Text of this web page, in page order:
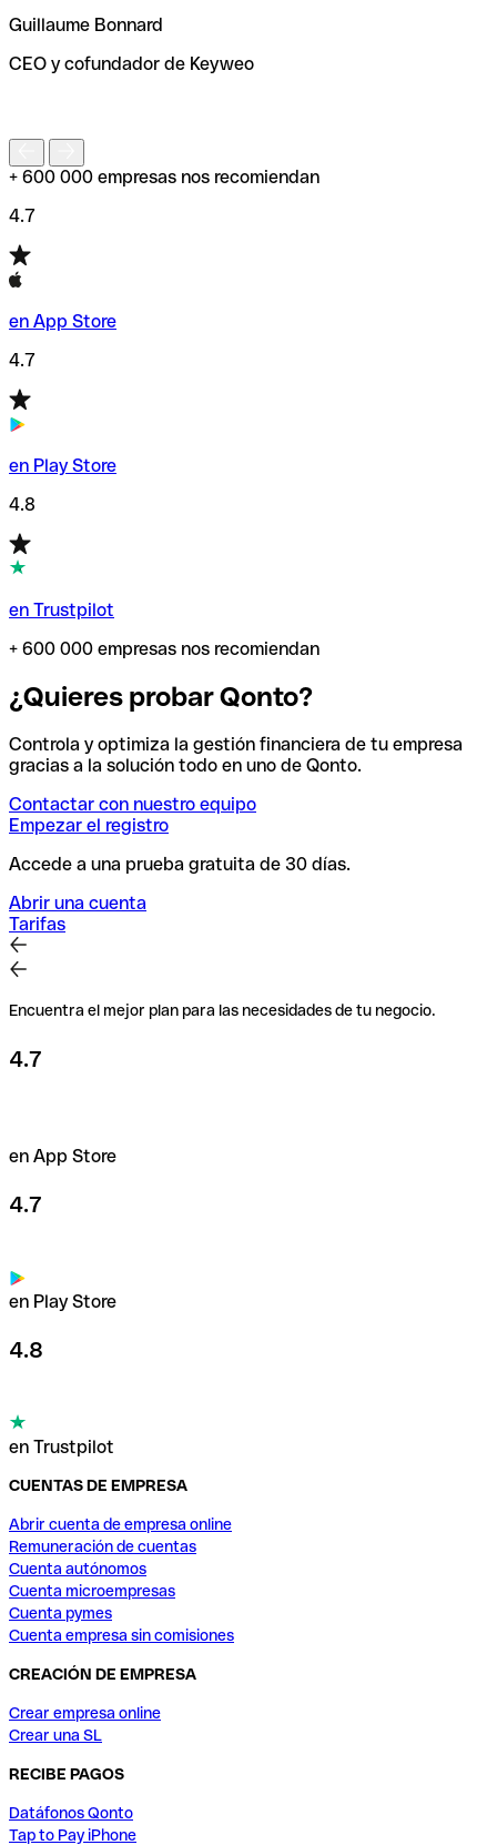
de enviar tu transferencia.
Guillaume Bonnard
CEO y cofundador de Keyweo
+ 600 000 empresas nos recomiendan
4.7
en App Store
4.7
en Play Store
4.8
en Trustpilot
+ 600 000 empresas nos recomiendan
¿Quieres probar Qonto?
Controla y optimiza la gestión financiera de tu empresa
gracias a la solución todo en uno de Qonto.
Contactar con nuestro equipo
Empezar el registro
Accede a una prueba gratuita de 30 días.
Abrir una cuenta
Tarifas
Encuentra el mejor plan para las necesidades de tu negocio.
4.7
en App Store
4.7
en Play Store
4.8
en Trustpilot
CUENTAS DE EMPRESA
Abrir cuenta de empresa online
Remuneración de cuentas
Cuenta autónomos
Cuenta microempresas
Cuenta pymes
Cuenta empresa sin comisiones
CREACIÓN DE EMPRESA
Crear empresa online
Crear una SL
RECIBE PAGOS
Datáfonos Qonto
Tap to Pay iPhone